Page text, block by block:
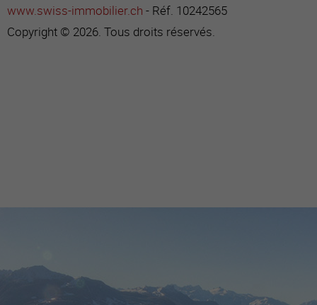
www.swiss-immobilier.ch - Réf. 10242565
Copyright © 2026. Tous droits réservés.